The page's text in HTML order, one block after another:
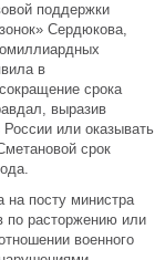
поддержки
Сердюкова,
в
срока
выразив
или оказывать
срок
посту министра
по расторжению или
военного